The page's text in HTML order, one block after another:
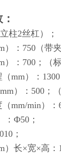
柱2丝杠）；
）：750（带
）：700；（
mm）：
）：500；
mm/min）：
：Ф50；
；
）长×宽×高